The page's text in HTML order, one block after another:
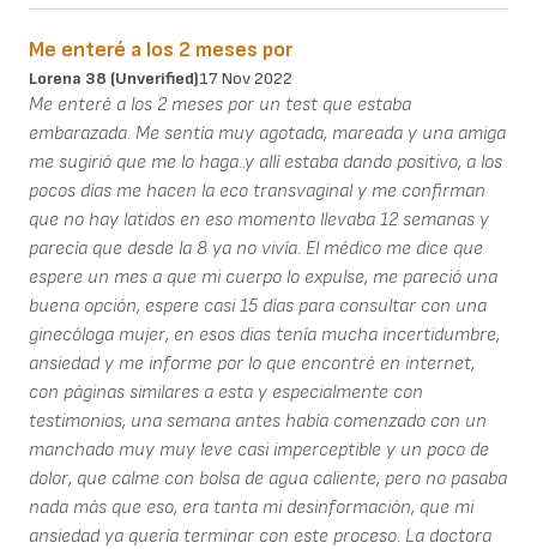
Me enteré a los 2 meses por
Lorena 38 (unverified)17 Nov 2022
Me enteré a los 2 meses por un test que estaba
embarazada. Me sentía muy agotada, mareada y una amiga
me sugirió que me lo haga..y allí estaba dando positivo, a los
pocos días me hacen la eco transvaginal y me confirman
que no hay latidos en eso momento llevaba 12 semanas y
parecía que desde la 8 ya no vivía. El médico me dice que
espere un mes a que mi cuerpo lo expulse, me pareció una
buena opción, espere casi 15 días para consultar con una
ginecóloga mujer, en esos dias tenía mucha incertidumbre,
ansiedad y me informe por lo que encontré en internet,
con páginas similares a esta y especialmente con
testimonios, una semana antes había comenzado con un
manchado muy muy leve casi imperceptible y un poco de
dolor, que calme con bolsa de agua caliente, pero no pasaba
nada más que eso, era tanta mi desinformación, que mi
ansiedad ya quería terminar con este proceso. La doctora